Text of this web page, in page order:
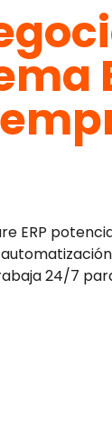
ERP
24/7